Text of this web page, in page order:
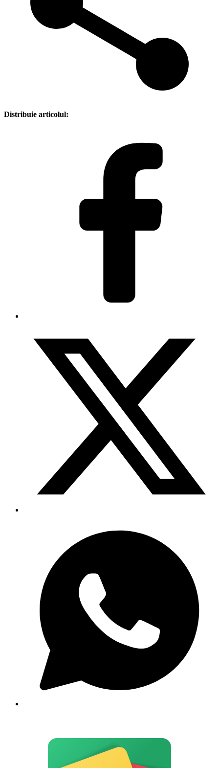
Distribuie articolul: